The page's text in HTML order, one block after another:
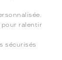
pour ralentir
sécurisés